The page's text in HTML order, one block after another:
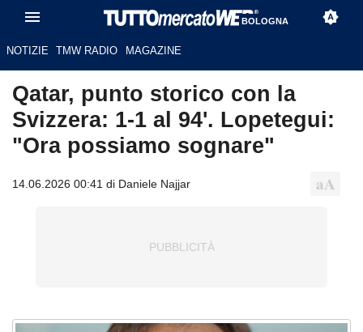
BOLOGNA
NOTIZIE TMW RADIO MAGAZINE
Qatar, punto storico con la
Svizzera: 1-1 al 94'. Lopetegui:
"Ora possiamo sognare"
14.06.2026 00:41 di Daniele Najjar